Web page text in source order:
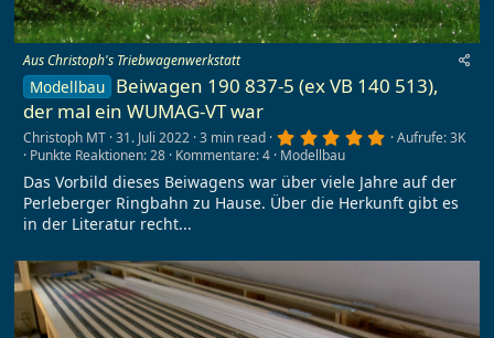
Aus Christoph's Triebwagenwerkstatt
Modellbau Beiwagen 190 837-5 (ex VB 140 513),
der mal ein WUMAG-VT war
Christoph MT 31. Juli 2022 3 min read 5
0
S
t
n
)
Aufrufe: 3K
Punkte Reaktionen: 28 Kommentare: 4 Modellbau
Das Vorbild dieses Beiwagens war über viele Jahre auf der
Perleberger Ringbahn zu Hause. Über die Herkunft gibt es
in der Literatur recht...